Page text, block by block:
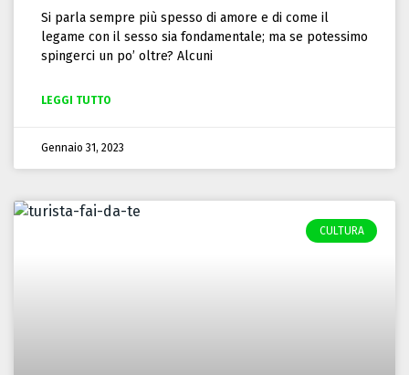
Si parla sempre più spesso di amore e di come il
legame con il sesso sia fondamentale; ma se potessimo
spingerci un po’ oltre? Alcuni
LEGGI TUTTO
Gennaio 31, 2023
CULTURA